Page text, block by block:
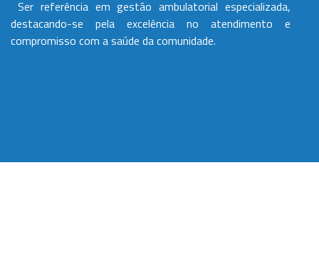
Ser referência em gestão ambulatorial especializada,
destacando-se pela excelência no atendimento e
compromisso com a saúde da comunidade.